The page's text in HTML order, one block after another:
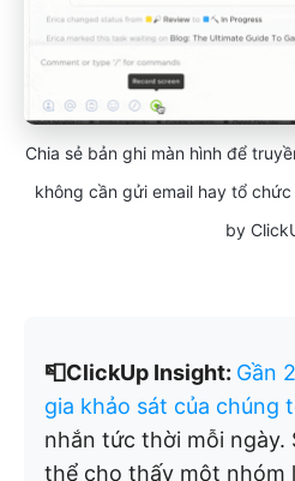
Chia sẻ bản ghi màn hình để
không cần gửi email hay tổ
by
📮ClickUp Insight: Gần
gia khảo sát của chúng
nhắn tức thời mỗi ngày.
thể cho thấy một nhóm